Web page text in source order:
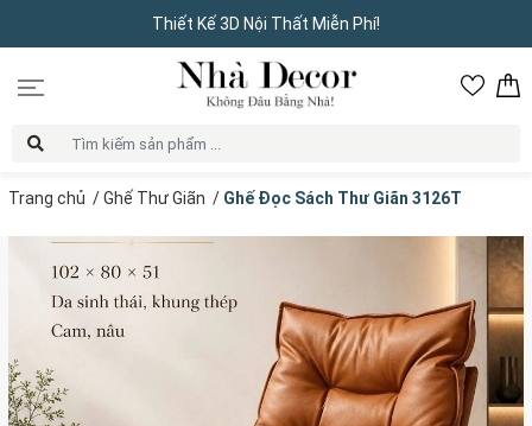
Thiết Kế 3D Nội Thất Miễn Phí!
Trang chủ /Ghế Thư Giãn / Ghế Đọc Sách Thư Giãn 3126T